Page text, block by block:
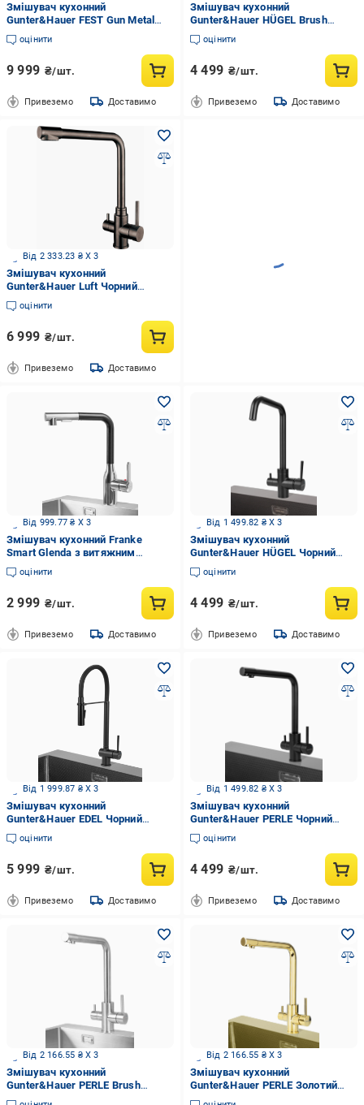
Змішувач кухонний
Gunter&Hauer FEST Gun Metal
Чорний (23352)
оцінити
9 999 ₴/шт.
Привеземо Доставимо
Змішувач кухонний
Gunter&Hauer HÜGEL Brush
Нержавіюча сталь (22391)
оцінити
4 499 ₴/шт.
Привеземо Доставимо
Від 2 333.23 ₴ X 3
Змішувач кухонний
Gunter&Hauer Luft Чорний
(23348)
оцінити
6 999 ₴/шт.
Привеземо Доставимо
Від 999.77 ₴ X 3
Змішувач кухонний Franke
Smart Glenda з витяжним
шлангом Нержавіюча сталь
(4115.0706.986)
оцінити
2 999 ₴/шт.
Привеземо Доставимо
Від 1 499.82 ₴ X 3
Змішувач кухонний
Gunter&Hauer HÜGEL Чорний
(22390)
оцінити
4 499 ₴/шт.
Привеземо Доставимо
Від 1 999.87 ₴ X 3
Змішувач кухонний
Gunter&Hauer EDEL Чорний
(22398)
оцінити
5 999 ₴/шт.
Привеземо Доставимо
Від 1 499.82 ₴ X 3
Змішувач кухонний
Gunter&Hauer PERLE Чорний
(22393)
оцінити
4 499 ₴/шт.
Привеземо Доставимо
Від 2 166.55 ₴ X 3
Змішувач кухонний
Gunter&Hauer PERLE Brush
Нержавіюча сталь (22394)
Від 2 166.55 ₴ X 3
Змішувач кухонний
Gunter&Hauer PERLE Золотий
(22396)